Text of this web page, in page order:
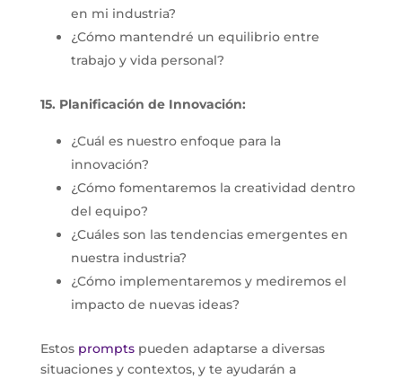
en mi industria?
¿Cómo mantendré un equilibrio entre
trabajo y vida personal?
15. Planificación de Innovación:
¿Cuál es nuestro enfoque para la
innovación?
¿Cómo fomentaremos la creatividad dentro
del equipo?
¿Cuáles son las tendencias emergentes en
nuestra industria?
¿Cómo implementaremos y mediremos el
impacto de nuevas ideas?
Estos promptspueden adaptarse a diversas
situaciones y contextos, y te ayudarán a